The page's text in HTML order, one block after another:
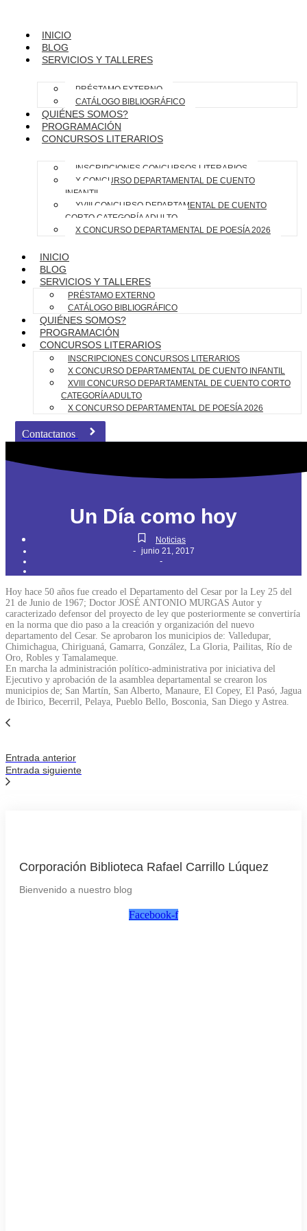
INICIO
BLOG
SERVICIOS Y TALLERES
PRÉSTAMO EXTERNO
CATÁLOGO BIBLIOGRÁFICO
QUIÉNES SOMOS?
PROGRAMACIÓN
CONCURSOS LITERARIOS
INSCRIPCIONES CONCURSOS LITERARIOS
X CONCURSO DEPARTAMENTAL DE CUENTO
INFANTIL
XVIII CONCURSO DEPARTAMENTAL DE CUENTO
CORTO CATEGORÍA ADULTO
X CONCURSO DEPARTAMENTAL DE POESÍA 2026
INICIO
BLOG
SERVICIOS Y TALLERES
PRÉSTAMO EXTERNO
CATÁLOGO BIBLIOGRÁFICO
QUIÉNES SOMOS?
PROGRAMACIÓN
CONCURSOS LITERARIOS
INSCRIPCIONES CONCURSOS LITERARIOS
X CONCURSO DEPARTAMENTAL DE CUENTO INFANTIL
XVIII CONCURSO DEPARTAMENTAL DE CUENTO CORTO
CATEGORÍA ADULTO
X CONCURSO DEPARTAMENTAL DE POESÍA 2026
Contactanos
Un Día como hoy
Noticias
- junio 21, 2017
-
Hoy hace 50 años fue creado el Departamento del Cesar por la Ley 25 del
21 de Junio de 1967; Doctor JOSÉ ANTONIO MURGAS Autor y
caracterizado defensor del proyecto de ley que posteriormente se convertiría
en la norma que dio paso a la creación y organización del nuevo
departamento del Cesar. Se aprobaron los municipios de: Valledupar,
Chimichagua, Chiriguaná, Gamarra, González, La Gloria, Pailitas, Río de
Oro, Robles y Tamalameque.
En marcha la administración político-administrativa por iniciativa del
Ejecutivo y aprobación de la asamblea departamental se crearon los
municipios de; San Martín, San Alberto, Manaure, El Copey, El Pasó, Jagua
de Ibirico, Becerril, Pelaya, Pueblo Bello, Bosconia, San Diego y Astrea.
Entrada anterior
Entrada siguiente
Corporación Biblioteca Rafael Carrillo Lúquez
Bienvenido a nuestro blog
Facebook-f